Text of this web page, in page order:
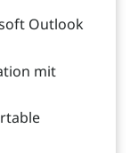
Outlook
mit